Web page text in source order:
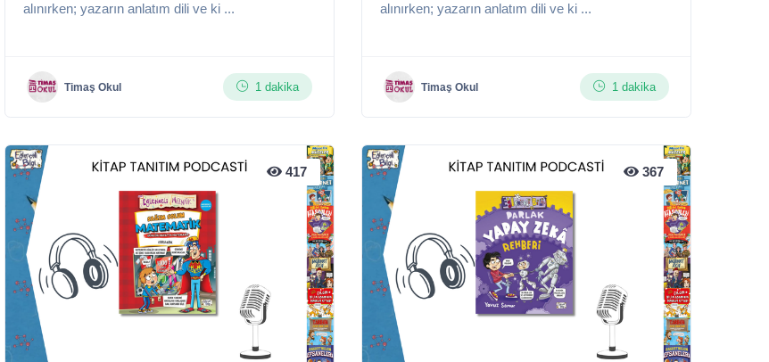
alınırken; yazarın anlatım dili ve ki ...
Timaş Okul 1 dakika
alınırken; yazarın anlatım dili ve ki ...
Timaş Okul 1 dakika
417 367